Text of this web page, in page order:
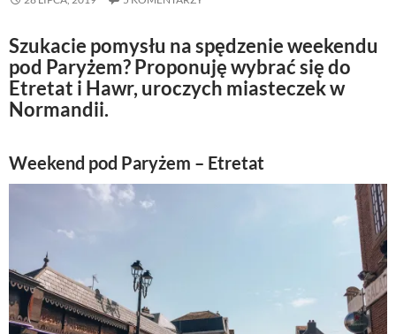
Szukacie pomysłu na spędzenie weekendu
pod Paryżem? Proponuję wybrać się do
Etretat i Hawr, uroczych miasteczek w
Normandii.
Weekend pod Paryżem – Etretat